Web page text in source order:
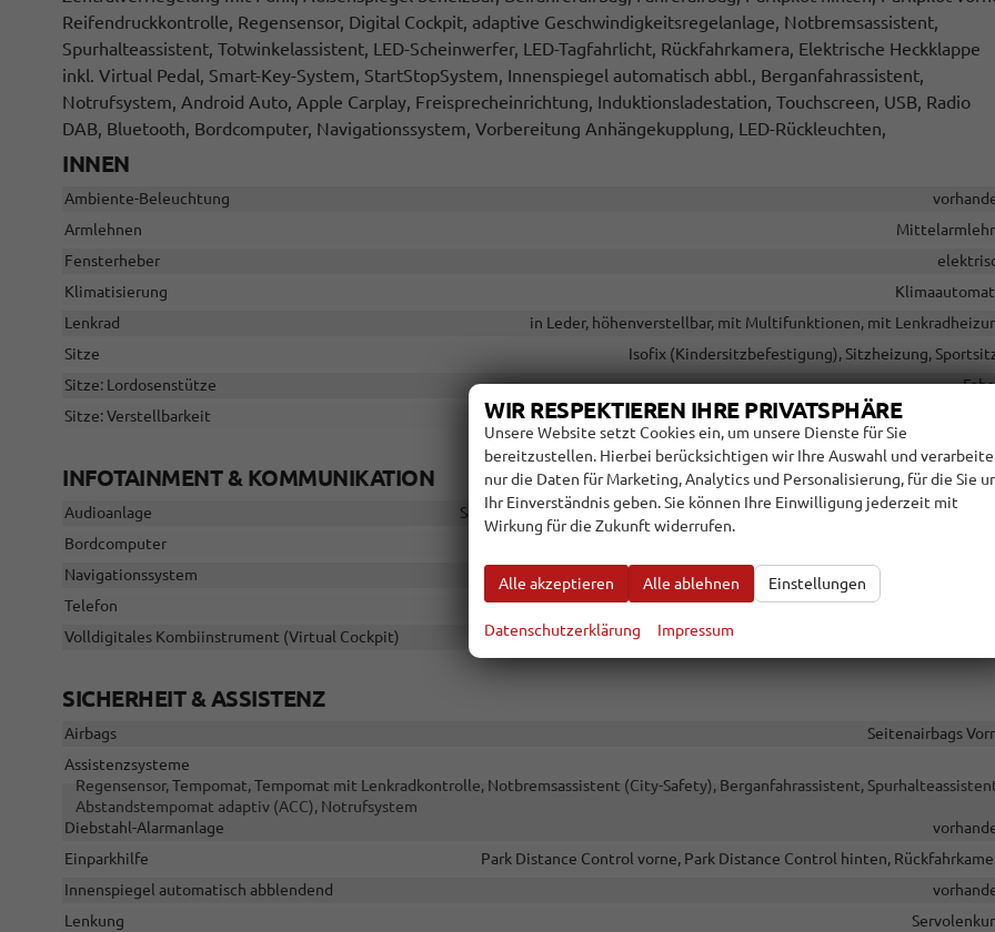
Reifendruckkontrolle, Regensensor, Digital Cockpit, adaptive Geschwindigkeitsregelanlage, Notbremsassistent,
Spurhalteassistent, Totwinkelassistent, LED-Scheinwerfer, LED-Tagfahrlicht, Rückfahrkamera, Elektrische Heckklappe
inkl. Virtual Pedal, Smart-Key-System, StartStopSystem, Innenspiegel automatisch abbl., Berganfahrassistent,
Notrufsystem, Android Auto, Apple Carplay, Freisprecheinrichtung, Induktionsladestation, Touchscreen, USB, Radio
DAB, Bluetooth, Bordcomputer, Navigationssystem, Vorbereitung Anhängekupplung, LED-Rückleuchten,
INNEN
Ambiente-Beleuchtung
Armlehnen
Fensterheber
Klimatisierung
Lenkrad
in Leder, höhenverstellbar, mit Multifunktionen, mit
Sitze
Isofix (Kindersitzbefestigung), Sitzheizung,
Sitze: Lordosenstütze
Sitze: Verstellbarkeit
Höhenverstellbarer
INFOTAINMENT & KOMMUNIKATION
Audioanlage
Schnittstelle USB, Digitalradio DAB, Android Auto, Apple CarPlay,
Bordcomputer
Navigationssystem
Navigation, Navigation per
Telefon
Freisprecheinrichtung, Bluetooth, Induktionsladen für
Volldigitales Kombiinstrument (Virtual Cockpit)
SICHERHEIT & ASSISTENZ
Airbags
Seitenairbags
Assistenzsysteme
Regensensor, Tempomat, Tempomat mit Lenkradkontrolle, Notbremsassistent (City-Safety), Berganfahrassistent,
Abstandstempomat adaptiv (ACC), Notrufsystem
Diebstahl-Alarmanlage
Einparkhilfe
Park Distance Control vorne, Park Distance Control hinten,
Innenspiegel automatisch abblendend
Lenkung
WIR RESPEKTIEREN IHRE PRIVATSPHÄRE
Unsere Website setzt Cookies ein, um unsere Dienste für Sie
bereitzustellen. Hierbei berücksichtigen wir Ihre Auswahl und
nur die Daten für Marketing, Analytics und Personalisierung, für die Sie
Ihr Einverständnis geben. Sie können Ihre Einwilligung jederzeit mit
Wirkung für die Zukunft widerrufen.
Alle akzeptieren Alle ablehnen Einstellungen
Datenschutzerklärung Impressum